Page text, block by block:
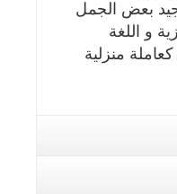
بعض الجمل
و اللغة
منزلية